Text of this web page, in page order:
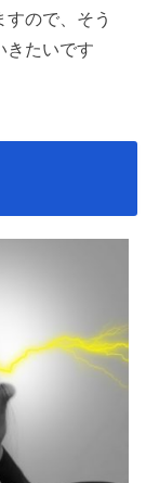
ので、そう
きたいです